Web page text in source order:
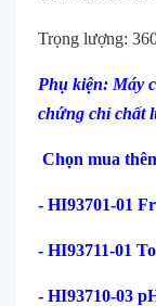
Trọng lượng:
Phụ kiện: Máy
chứng chỉ chất
Chọn mua
- HI93701-01
- HI93711-01
- HI93710-03